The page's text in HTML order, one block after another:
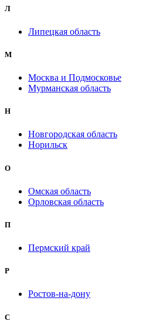
Л
Липецкая область
М
Москва и Подмосковье
Мурманская область
Н
Новгородская область
Норильск
О
Омская область
Орловская область
П
Пермский край
Р
Ростов-на-дону
С